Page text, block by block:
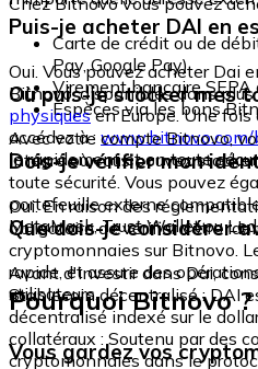
Carte de crédit ou de
Pay, Google Pay)
Virement bancaire SEPA
Espèces via les bons
Puis-je acheter DAI en
Oui. Vous pouvez acheter Dai
Bitnovo, disponibles dans
physiquesen Europe. Une fois
accédez à : www.bitnovo.com/
le rapidement et en toute
Où puis-je stocker mes
Avec votre compte Bitnovo,
intégré où vous pouvez
toute sécurité. Vous pouvez
portefeuille externe
MetaMask, Trust Wallet ou
Dois-je vérifier mon
Oui. En raison des
obligatoire de vérifier votre
cryptomonnaies sur Bitnovo.
rapide, et assure des
utilisateurs.
Que dois-je considérer
Avant d'investir dans Dai,
Stablecoin décentralisé : DAI
décentralisé indexé sur le
collatéraux : Soutenu par des
cryptomonnaies dans le
Pourquoi Bitnovo ?
Vous gardez vos